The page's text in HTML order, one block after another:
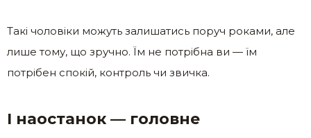
Такі чоловіки можуть залишатись поруч роками, але
лише тому, що зручно. Їм не потрібна ви — їм
потрібен спокій, контроль чи звичка.
І наостанок — головне